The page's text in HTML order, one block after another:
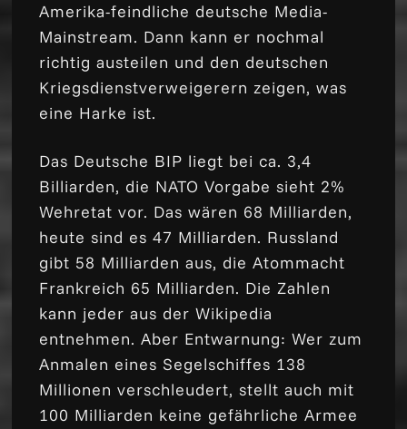
Amerika-feindliche deutsche Media-
Mainstream. Dann kann er nochmal
richtig austeilen und den deutschen
Kriegsdienstverweigerern zeigen, was
eine Harke ist.
Das Deutsche BIP liegt bei ca. 3,4
Billiarden, die NATO Vorgabe sieht 2%
Wehretat vor. Das wären 68 Milliarden,
heute sind es 47 Milliarden. Russland
gibt 58 Milliarden aus, die Atommacht
Frankreich 65 Milliarden. Die Zahlen
kann jeder aus der Wikipedia
entnehmen. Aber Entwarnung: Wer zum
Anmalen eines Segelschiffes 138
Millionen verschleudert, stellt auch mit
100 Milliarden keine gefährliche Armee